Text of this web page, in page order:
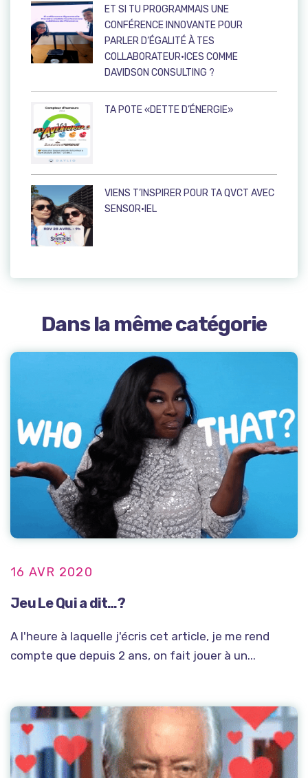
ET SI TU PROGRAMMAIS UNE
CONFÉRENCE INNOVANTE POUR
PARLER D’ÉGALITÉ À TES
COLLABORATEUR·ICES COMME
DAVIDSON CONSULTING ?
TA POTE «DETTE D’ÉNERGIE»
VIENS T’INSPIRER POUR TA QVCT AVEC
SENSOR·IEL
Dans la même catégorie
16 AVR 2020
Jeu Le Qui a dit…?
A l'heure à laquelle j'écris cet article, je me rend
compte que depuis 2 ans, on fait jouer à un...